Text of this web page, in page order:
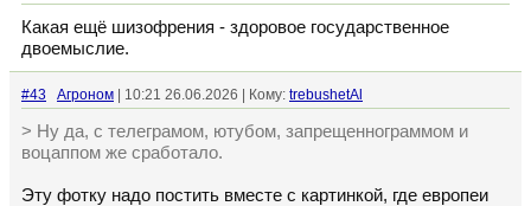
Какая ещё шизофрения - здоровое государственное
двоемыслие.
#43 Агроном | 10:21 26.06.2026 | Кому: trebushetAl
> Ну да, с телеграмом, ютубом, запрещеннограммом и
воцаппом же сработало.
Эту фотку надо постить вместе с картинкой, где европеи